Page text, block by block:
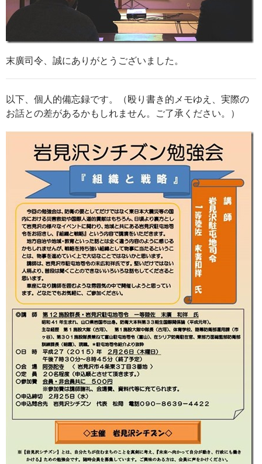
末廣司令、誠にありがとうございました。
以下、個人的備忘録です。（殴り書き的メモゆえ、実際の
お話との差があるかもしれません。ご了承ください。）